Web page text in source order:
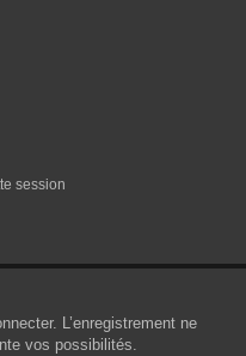
session
L’enregistrement ne
vos possibilités.